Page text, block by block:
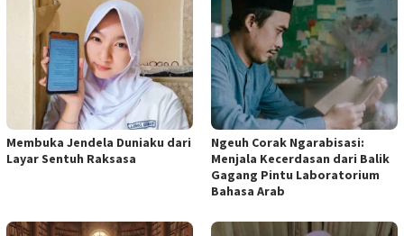
Membuka Jendela Duniaku dari
Layar Sentuh Raksasa
Ngeuh Corak Ngarabisasi:
Menjala Kecerdasan dari Balik
Gagang Pintu Laboratorium
Bahasa Arab